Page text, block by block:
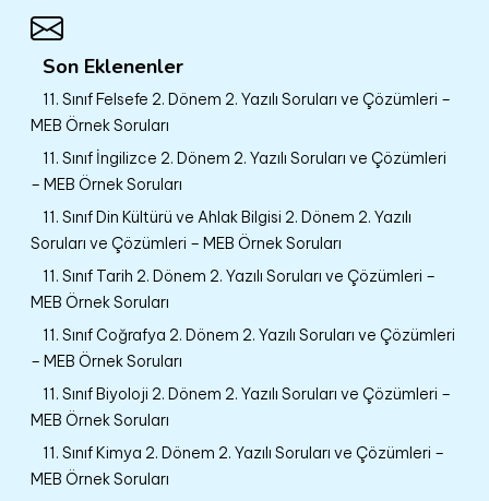
Son Eklenenler
11. Sınıf Felsefe 2. Dönem 2. Yazılı Soruları ve Çözümleri –
MEB Örnek Soruları
11. Sınıf İngilizce 2. Dönem 2. Yazılı Soruları ve Çözümleri
– MEB Örnek Soruları
11. Sınıf Din Kültürü ve Ahlak Bilgisi 2. Dönem 2. Yazılı
Soruları ve Çözümleri – MEB Örnek Soruları
11. Sınıf Tarih 2. Dönem 2. Yazılı Soruları ve Çözümleri –
MEB Örnek Soruları
11. Sınıf Coğrafya 2. Dönem 2. Yazılı Soruları ve Çözümleri
– MEB Örnek Soruları
11. Sınıf Biyoloji 2. Dönem 2. Yazılı Soruları ve Çözümleri –
MEB Örnek Soruları
11. Sınıf Kimya 2. Dönem 2. Yazılı Soruları ve Çözümleri –
MEB Örnek Soruları